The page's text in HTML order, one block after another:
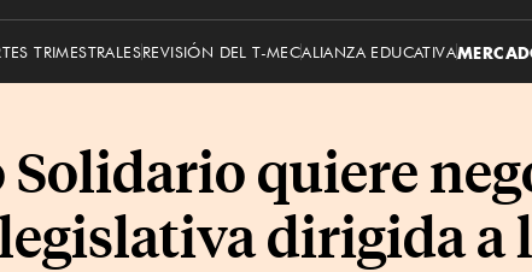
TRIMESTRALESREVISIÓN DEL T-MECALIANZA EDUCATIVA
quiere
dirigida a